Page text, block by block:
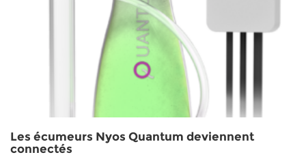
Les écumeurs Nyos Quantum deviennent
connectés